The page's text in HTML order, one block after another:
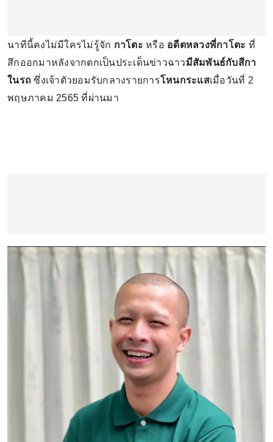
นาทีนี้คงไม่มีใครไม่รู้จัก กาโตะ หรือ อดีตหลวงพี่กาโตะ ที่
สึกออกมาหลังจากตกเป็นประเด็นข่าวฉาวมีสัมพันธ์กับสีกา
ในรถ ซึ่งเจ้าตัวยอมรับกลางรายการโหนกระแสเมื่อวันที่ 2
พฤษภาคม 2565 ที่ผ่านมา